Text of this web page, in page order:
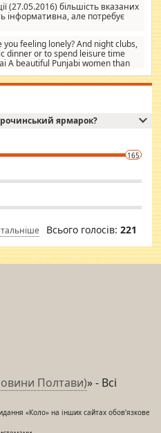
дати їм шанс. Кожен
влада не зможе, вони
нема багато суми, і зрілість
нічого іншого. Не чекайте і не
яку ви хочете подати, і ми
зв'яжіться з нами
Вам потрібні термінові
(27.05.2016) більшість вказаних
інформативна, але потребує
you feeling lonely? And night clubs,
dinner or to spend leisure time
A beautiful Punjabi women than
you guys feel like 5 star luxury
search for loved solitaire free
and shapely body shapes.
friendly and cheerful girl.
latest pictures of her body and the
health and figure
fit and regularly go to the health
ярмарок?
165
Всього голосів: 221
Полтави)» - Всі
«Коло» на інших сайтах обов’язкове